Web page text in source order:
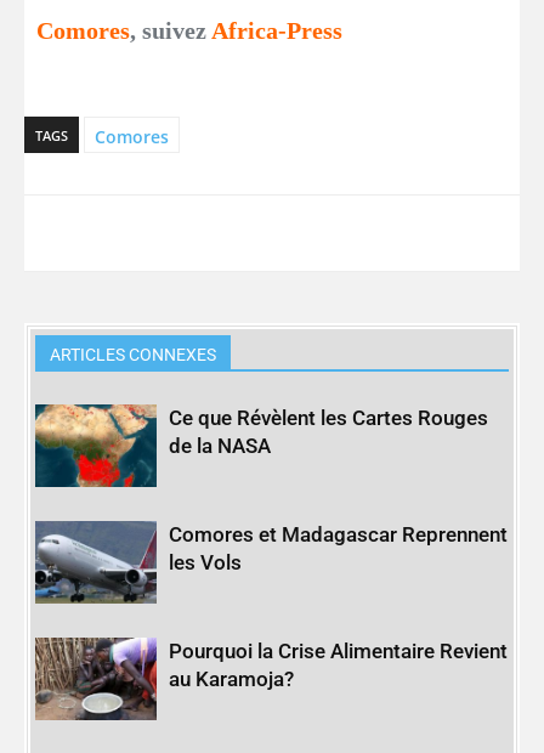
Comores, suivezAfrica-Press
TAGS Comores
ARTICLES CONNEXES
Ce que Révèlent les Cartes Rouges
de la NASA
Comores et Madagascar Reprennent
les Vols
Pourquoi la Crise Alimentaire Revient
au Karamoja?